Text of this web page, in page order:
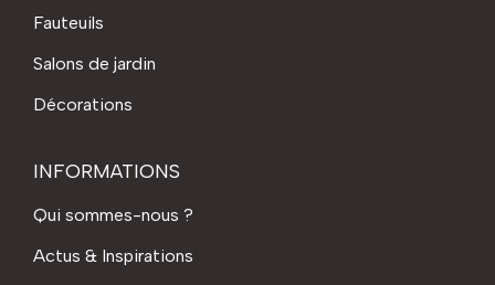
Fauteuils
Salons de jardin
Décorations
INFORMATIONS
Qui sommes-nous ?
Actus & Inspirations